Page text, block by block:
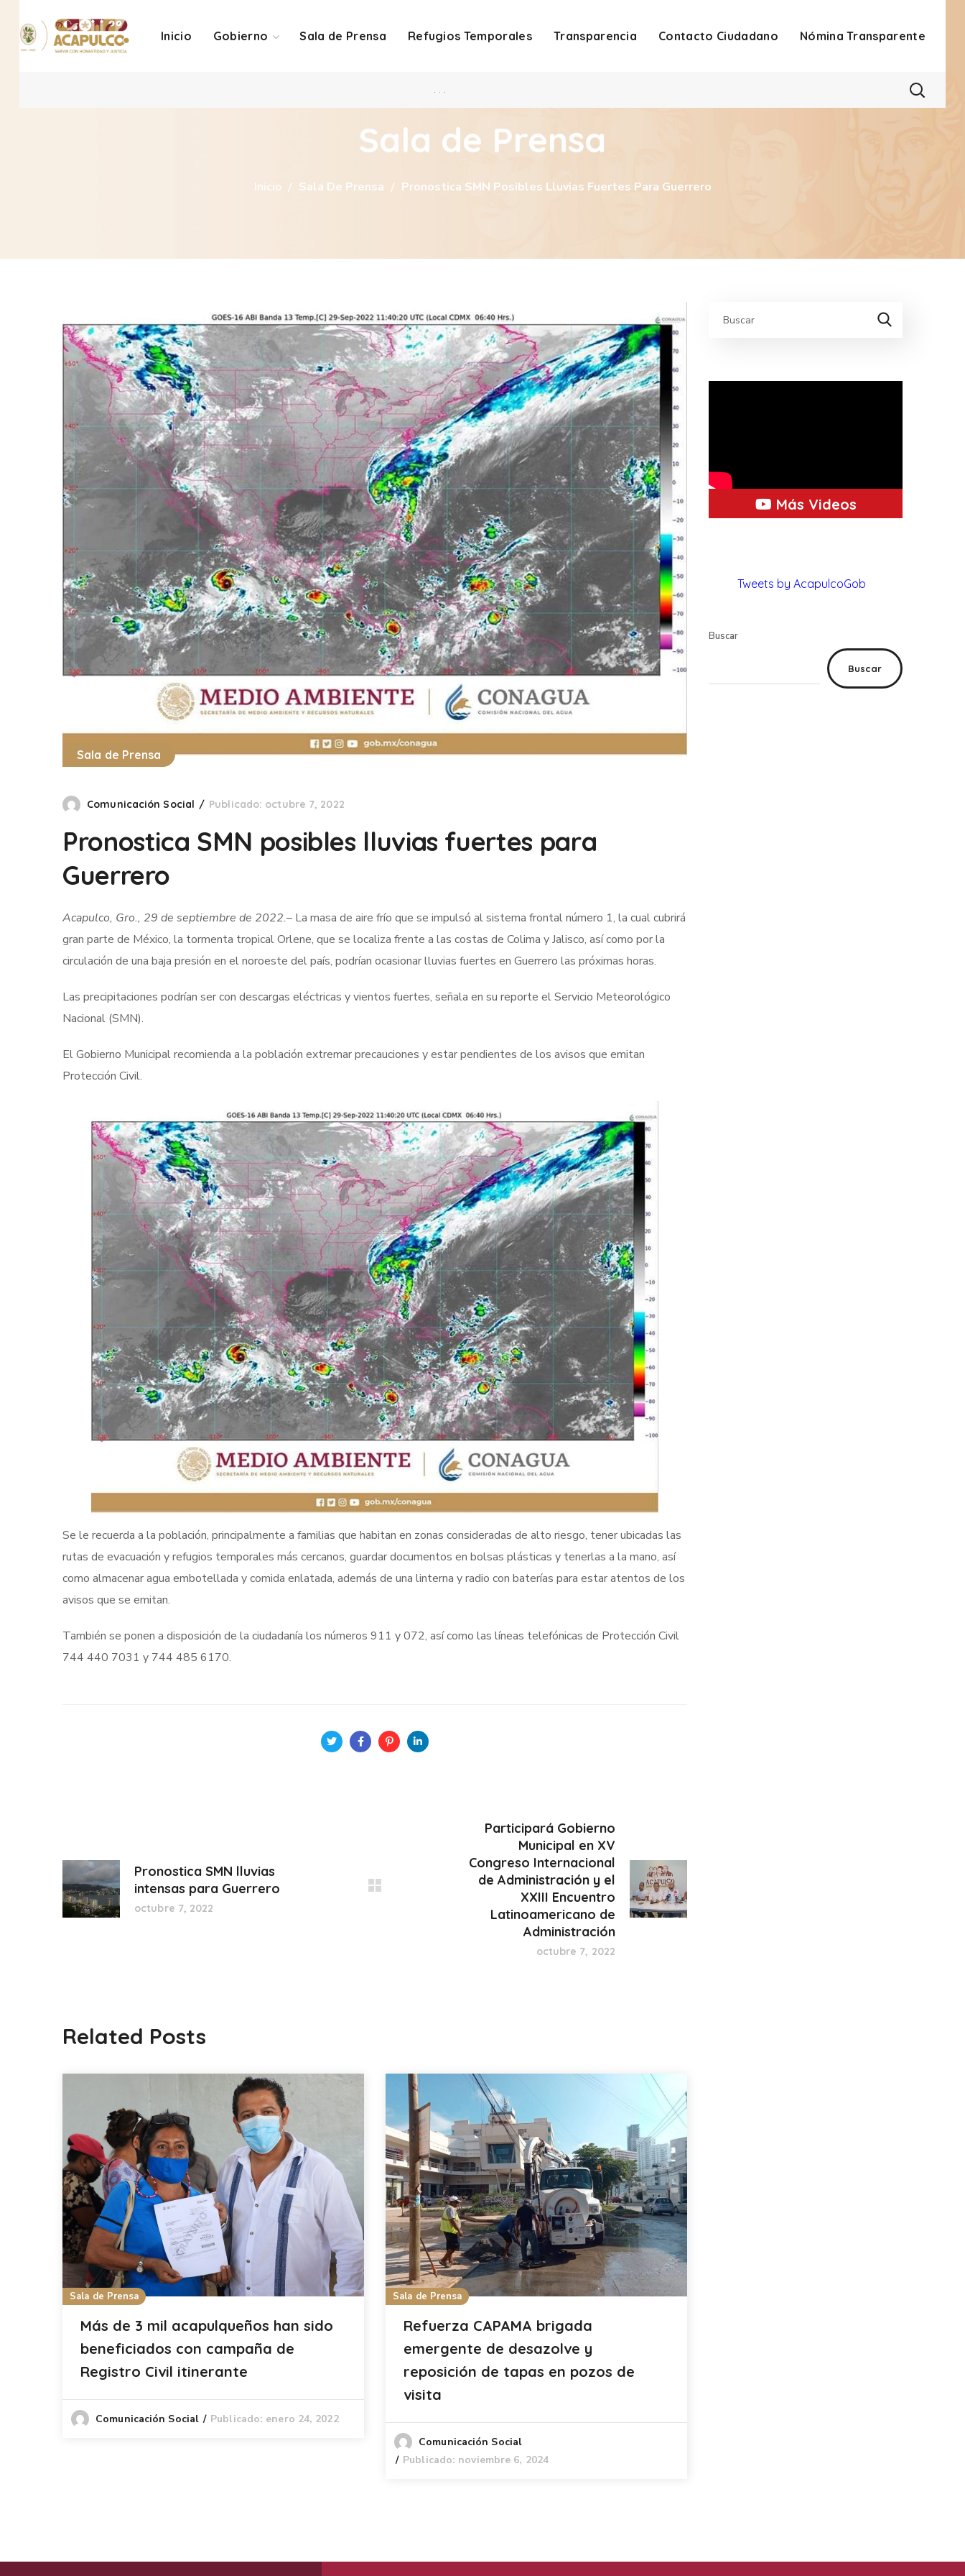
Inicio Gobierno Sala de Prensa Refugios Temporales Transparencia Contacto Ciudadano Nómina Transparente
. . .
Sala de Prensa
Inicio Sala De Prensa Pronostica SMN Posibles Lluvias Fuertes Para Guerrero
Sala de Prensa
Comunicación Social Publicado: octubre 7, 2022
Pronostica SMN posibles lluvias fuertes para
Guerrero
Acapulco, Gro., 29 de septiembre de 2022.– La masa de aire frío que se impulsó al sistema frontal número 1, la cual cubrirá
gran parte de México, la tormenta tropical Orlene, que se localiza frente a las costas de Colima y Jalisco, así como por la
circulación de una baja presión en el noroeste del país, podrían ocasionar lluvias fuertes en Guerrero las próximas horas.
Las precipitaciones podrían ser con descargas eléctricas y vientos fuertes, señala en su reporte el Servicio Meteorológico
Nacional (SMN).
El Gobierno Municipal recomienda a la población extremar precauciones y estar pendientes de los avisos que emitan
Protección Civil.
Se le recuerda a la población, principalmente a familias que habitan en zonas consideradas de alto riesgo, tener ubicadas las
rutas de evacuación y refugios temporales más cercanos, guardar documentos en bolsas plásticas y tenerlas a la mano, así
como almacenar agua embotellada y comida enlatada, además de una linterna y radio con baterías para estar atentos de los
avisos que se emitan.
También se ponen a disposición de la ciudadanía los números 911 y 072, así como las líneas telefónicas de Protección Civil
744 440 7031 y 744 485 6170.
Pronostica SMN lluvias
intensas para Guerrero
octubre 7, 2022
Participará Gobierno
Municipal en XV
Congreso Internacional
de Administración y el
XXIII Encuentro
Latinoamericano de
Administración
octubre 7, 2022
Related Posts
Sala de Prensa
Más de 3 mil acapulqueños han sido
beneficiados con campaña de
Registro Civil itinerante
Comunicación Social Publicado: enero 24, 2022
Sala de Prensa
Refuerza CAPAMA brigada
emergente de desazolve y
reposición de tapas en pozos de
visita
Comunicación Social
Publicado: noviembre 6, 2024
Más Videos
Tweets by AcapulcoGob
Buscar
Buscar